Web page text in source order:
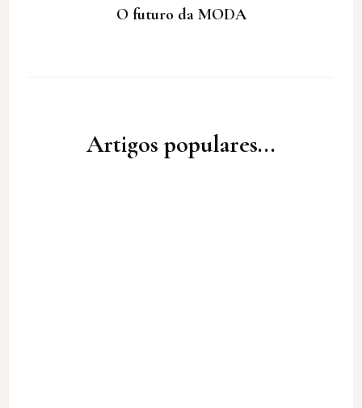
O futuro da MODA
Artigos populares...